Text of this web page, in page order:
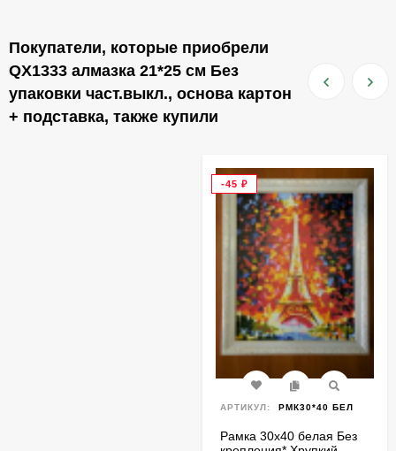
Покупатели, которые приобрели
QX1333 алмазка 21*25 см Без
упаковки част.выкл., основа картон
+ подставка, также купили
-45 ₽
АРТИКУЛ: РМК30*40 БЕЛ
Рамка 30х40 белая Без